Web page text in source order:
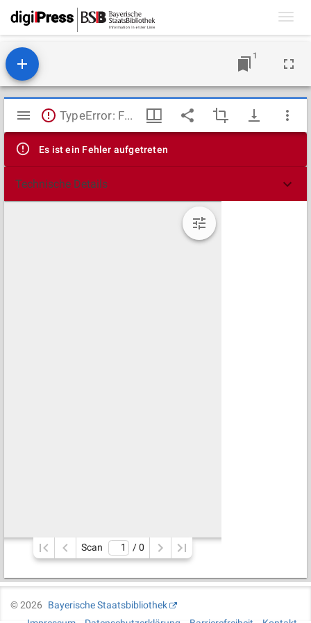
1
Mirador
Viewer
TypeError: Failed to fetch
Es ist ein Fehler aufgetreten
Technische Details
Scan / 0
©2026
Bayerische Staatsbibliothek